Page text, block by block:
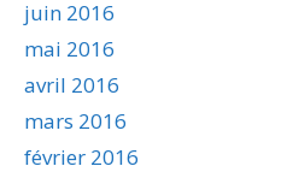
juin 2016
mai 2016
avril 2016
mars 2016
février 2016